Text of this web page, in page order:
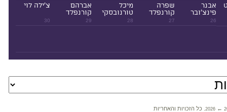
26
אבנר
פינצ'ובר
27
שפרה
קורנפלד
28
מיכל
טורנובסקי
29
אברהם
קורנפלד
30
צ'ילה לוי
2026 ←
. כל הזכויות והאחריות